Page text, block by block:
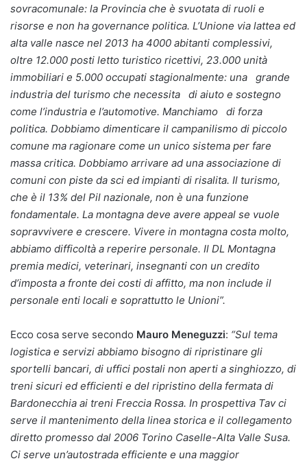
sovracomunale: la Provincia che è svuotata di ruoli e
risorse e non ha governance politica. L’Unione via lattea ed
alta valle nasce nel 2013 ha 4000 abitanti complessivi,
oltre 12.000 posti letto turistico ricettivi, 23.000 unità
immobiliari e 5.000 occupati stagionalmente: una grande
industria del turismo che necessita di aiuto e sostegno
come l’industria e l’automotive. Manchiamo di forza
politica. Dobbiamo dimenticare il campanilismo di piccolo
comune ma ragionare come un unico sistema per fare
massa critica. Dobbiamo arrivare ad una associazione di
comuni con piste da sci ed impianti di risalita. Il turismo,
che è il 13% del Pil nazionale, non è una funzione
fondamentale. La montagna deve avere appeal se vuole
sopravvivere e crescere. Vivere in montagna costa molto,
abbiamo difficoltà a reperire personale. Il DL Montagna
premia medici, veterinari, insegnanti con un credito
d’imposta a fronte dei costi di affitto, ma non include il
personale enti locali e soprattutto le Unioni”.
Ecco cosa serve secondo Mauro Meneguzzi: “Sul tema
logistica e servizi abbiamo bisogno di ripristinare gli
sportelli bancari, di uffici postali non aperti a singhiozzo, di
treni sicuri ed efficienti e del ripristino della fermata di
Bardonecchia ai treni Freccia Rossa. In prospettiva Tav ci
serve il mantenimento della linea storica e il collegamento
diretto promesso dal 2006 Torino Caselle-Alta Valle Susa.
Ci serve un’autostrada efficiente e una maggior